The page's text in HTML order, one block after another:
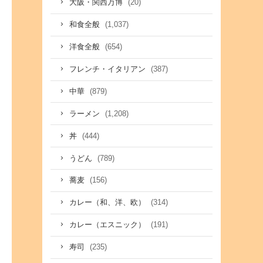
大阪・関西万博 (20)
和食全般 (1,037)
洋食全般 (654)
フレンチ・イタリアン (387)
中華 (879)
ラーメン (1,208)
丼 (444)
うどん (789)
蕎麦 (156)
カレー（和、洋、欧） (314)
カレー（エスニック） (191)
寿司 (235)